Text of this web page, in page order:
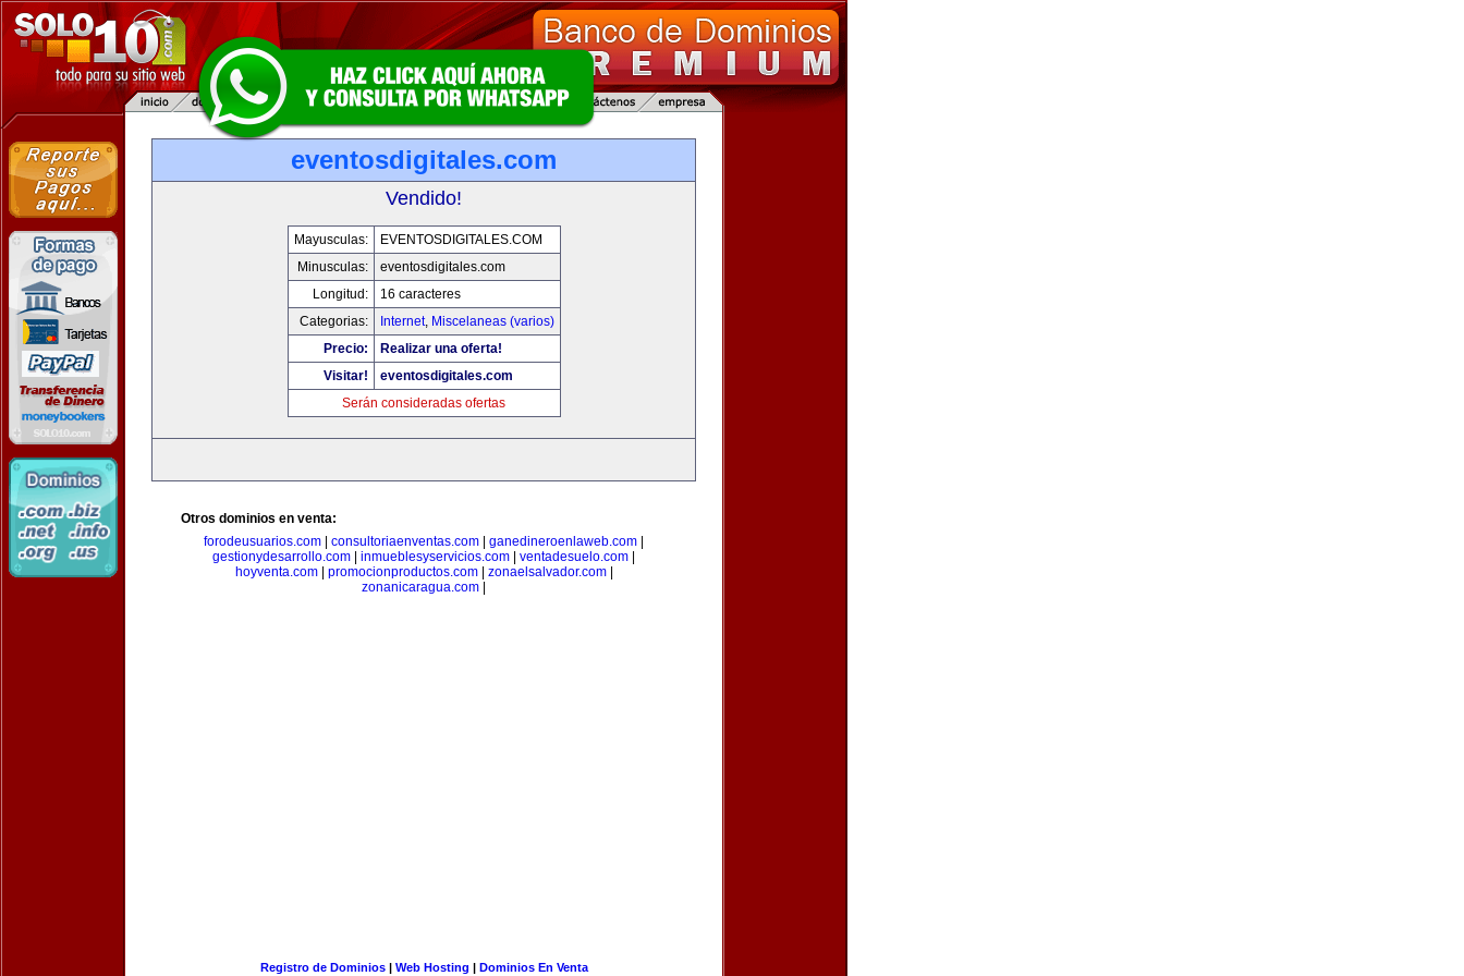
eventosdigitales.com
Vendido!
Mayusculas:
EVENTOSDIGITALES.COM
Minusculas:
eventosdigitales.com
Longitud:
16 caracteres
Categorias:
Internet, Miscelaneas (varios)
Precio:
Realizar una oferta!
Visitar!
eventosdigitales.com
Serán consideradas ofertas
Otros dominios en venta:
forodeusuarios.com
consultoriaenventas.com ganedineroenlaweb.com
gestionydesarrollo.com
inmueblesyservicios.com ventadesuelo.com
hoyventa.com| promocionproductos.com| zonaelsalvador.com|
zonanicaragua.com
Registro de Dominios| Web Hosting | Dominios En Venta